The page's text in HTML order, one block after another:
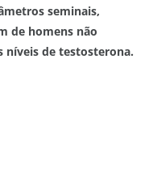
seminais,
de homens não
níveis de testosterona.